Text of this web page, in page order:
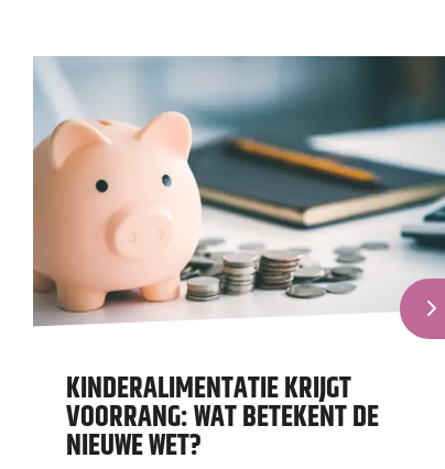
KINDERALIMENTATIE KRIJGT
VOORRANG: WAT BETEKENT DE
NIEUWE WET?